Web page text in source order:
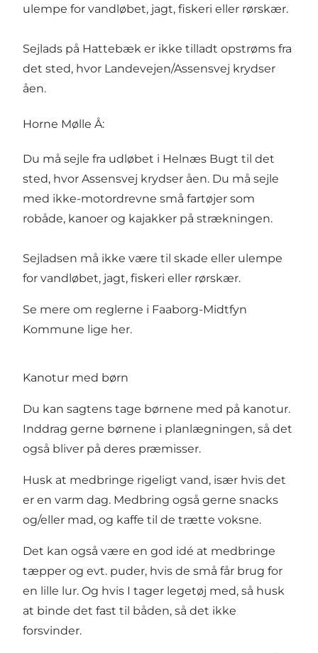
ulempe for vandløbet, jagt, fiskeri eller rørskær.
Sejlads på Hattebæk er ikke tilladt opstrøms fra
det sted, hvor Landevejen/Assensvej krydser
åen.
Horne Mølle Å:
Du må sejle fra udløbet i Helnæs Bugt til det
sted, hvor Assensvej krydser åen. Du må sejle
med ikke-motordrevne små fartøjer som
robåde, kanoer og kajakker på strækningen.
Sejladsen må ikke være til skade eller ulempe
for vandløbet, jagt, fiskeri eller rørskær.
Se mere om reglerne i Faaborg-Midtfyn
Kommune lige her.
Kanotur med børn
Du kan sagtens tage børnene med på kanotur.
Inddrag gerne børnene i planlægningen, så det
også bliver på deres præmisser.
Husk at medbringe rigeligt vand, især hvis det
er en varm dag. Medbring også gerne snacks
og/eller mad, og kaffe til de trætte voksne.
Det kan også være en god idé at medbringe
tæpper og evt. puder, hvis de små får brug for
en lille lur. Og hvis I tager legetøj med, så husk
at binde det fast til båden, så det ikke
forsvinder.